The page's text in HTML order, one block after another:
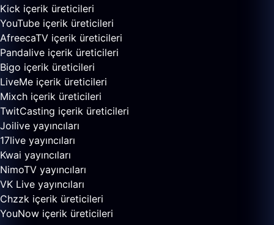
Kick içerik üreticileri
YouTube içerik üreticileri
AfreecaTV içerik üreticileri
Pandalive içerik üreticileri
Bigo içerik üreticileri
LiveMe içerik üreticileri
Mixch içerik üreticileri
TwitCasting içerik üreticileri
Joilive yayıncıları
17live yayıncıları
Kwai yayıncıları
NimoTV yayıncıları
VK Live yayıncıları
Chzzk içerik üreticileri
YouNow içerik üreticileri